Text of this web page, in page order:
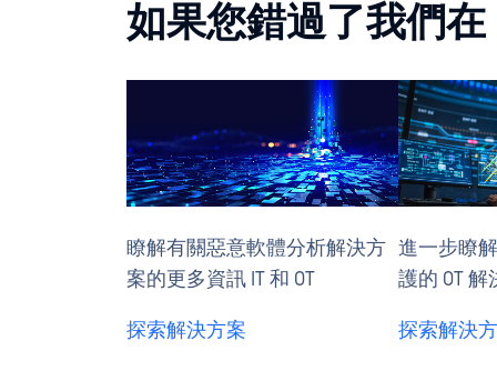
如果您錯過了我們在
瞭解有關惡意軟體分析解決方
案的更多資訊 IT 和 OT
探索解決方案
進一步瞭
護的 OT 解
探索解決